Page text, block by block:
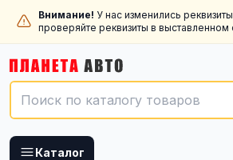
Внимание! У нас изменились
проверяйте реквизиты в выставленном
Каталог